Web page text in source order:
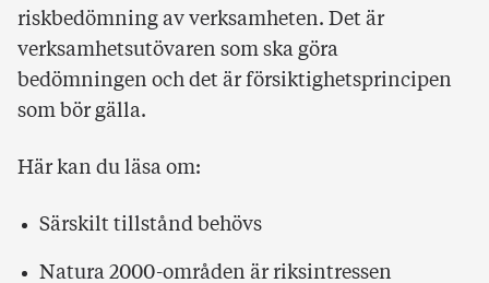
riskbedömning av verksamheten. Det är
verksamhetsutövaren som ska göra
bedömningen och det är försiktighetsprincipen
som bör gälla.
Här kan du läsa om:
Särskilt tillstånd behövs
Natura 2000-områden är riksintressen